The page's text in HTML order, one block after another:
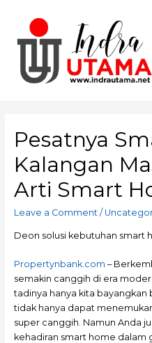
content
Pesatnya
Kalangan
Arti Smart
Leave a Comment /
Deon solusi kebutuhan smart
Propertynbank.com –
semakin canggih di era
tadinya hanya kita bayangkan
tidak hanya dapat
super canggih. Namun Anda
kehadiran smart home dalam